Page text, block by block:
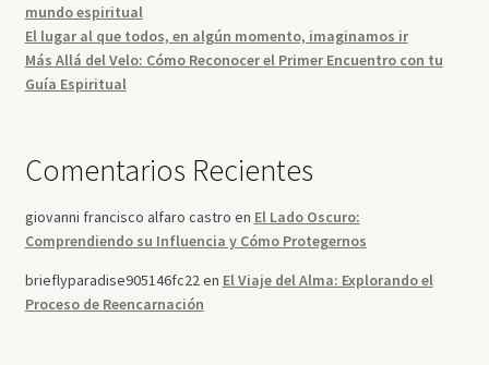
mundo espiritual
El lugar al que todos, en algún momento, imaginamos ir
Más Allá del Velo: Cómo Reconocer el Primer Encuentro con tu
Guía Espiritual
Comentarios Recientes
giovanni francisco alfaro castro en El Lado Oscuro:
Comprendiendo su Influencia y Cómo Protegernos
brieflyparadise905146fc22en El Viaje del Alma: Explorando el
Proceso de Reencarnación